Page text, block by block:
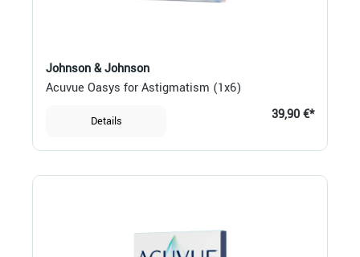
Johnson & Johnson
Acuvue Oasys for Astigmatism (1x6)
Details 39,90 €*